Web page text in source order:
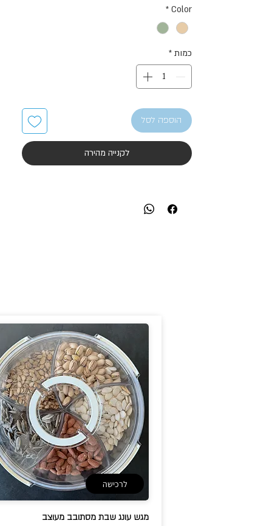
Color
*
כמות *
הוספה לסל
לקנייה מהירה
לרכישה
מגש עונג שבת מסתובב מעוצב